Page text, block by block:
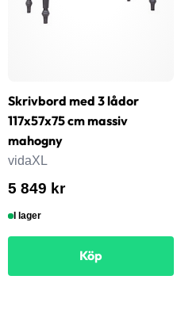
Skrivbord med 3 lådor
117x57x75 cm massiv
mahogny
vidaXL
5 849 kr
I lager
Köp